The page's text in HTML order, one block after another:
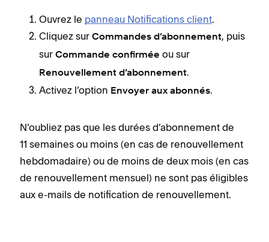
Ouvrez le panneau Notifications client.
Cliquez sur Commandes d’abonnement, puis
sur Commande confirmée ou sur
Renouvellement d’abonnement.
Activez l’option Envoyer aux abonnés.
N’oubliez pas que les durées d’abonnement de
11 semaines ou moins (en cas de renouvellement
hebdomadaire) ou de moins de deux mois (en cas
de renouvellement mensuel) ne sont pas éligibles
aux e-mails de notification de renouvellement.